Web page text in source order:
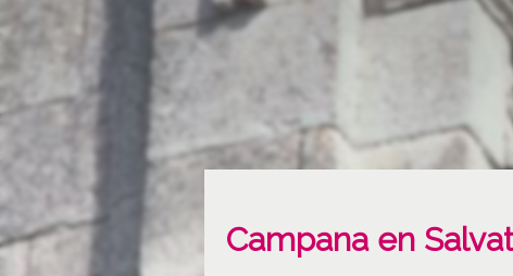
Campana en